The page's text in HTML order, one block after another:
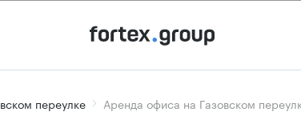
переулке Аренда офиса на Газовском